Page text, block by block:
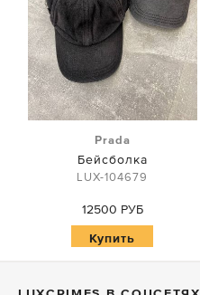
Prada
Бейсболка
LUX-104679
12500 РУБ
Купить